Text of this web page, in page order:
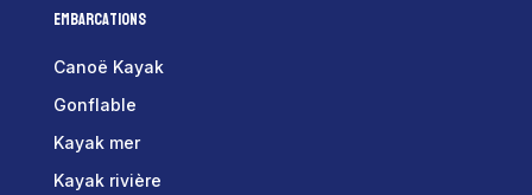
Embarcations
Canoë Kayak
Gonflable
Kayak mer
Kayak rivière